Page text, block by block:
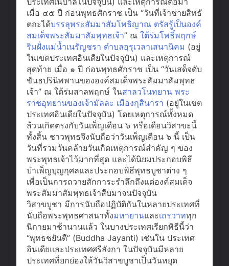
เมื่อ ๔๕ ปี ก่อนพุทธศักราช เป็น “วันที่เจ้าชายสิทธั
ตถะได้บรรลุพระสัมมาสัมโพธิญาณ ตรัสรู้เป็นองค์
สมเด็จพระสัมมาสัมพุทธเจ้า” ณ ใต้ร่มโพธิ์พฤกษ์
ริมฝั่งแม่น้ำเนรัญชรา ตำบลอุรุเวลาเสนานิคม (อยู่
ในเขตประเทศอินเดียในปัจจุบัน) และเหตุการณ์
สุดท้าย เมื่อ ๑ ปี ก่อนพุทธศักราช เป็น “วันเสด็จดับ
ขันธปรินิพพานขององค์สมเด็จพระสัมมาสัมพุทธ
เจ้า” ณ ใต้ร่มสาลพฤกษ์ ในสาลวโนทยาน พระ
ราชอุทยานของเจ้ามัลละ เมืองกุสินารา (อยู่ในเขต
ประเทศอินเดียในปัจจุบัน) โดยเหตุการณ์ทั้งหมด
ล้วนเกิดตรงกับวันเพ็ญเดือน ๖ หรือเดือนวิสาขะนี้
ทั้งสิ้น ชาวพุทธจึงนับถือว่าวันเพ็ญเดือน ๖ นี้ เป็น
วันที่รวมวันคล้ายวันเกิดเหตุการณ์สำคัญ ๆ ของ
พระพุทธเจ้าไว้มากที่สุด และได้นิยมประกอบพิธี
บำเพ็ญบุญกุศลและประกอบพิธีพุทธบูชาต่าง ๆ
เพื่อเป็นการถวายสักการะรำลึกถึงแด่องค์สมเด็จ
พระสัมมาสัมพุทธเจ้าสืบมาจนปัจจุบัน
วิสาขบูชา มีการนับถือปฏิบัติกันในหลายประเทศที่
นับถือพระพุทธศาสนาทั้งมหายานและเถรวาททุก
นิกายมาช้านานแล้ว ในบางประเทศเรียกพิธีนี้ว่า
“พุทธชยันตี” (Buddha Jayanti) เช่นใน ประเทศ
อินเดียและประเทศศรีลังกา ในปัจจุบันมีหลาย
ประเทศที่ยกย่องให้วันวิสาขบูชาเป็นวันหยุด